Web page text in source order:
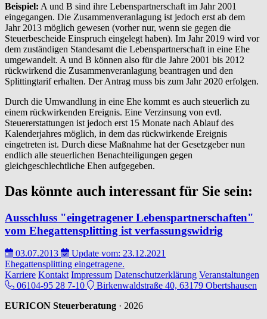
Beispiel: A und B sind ihre Lebenspartnerschaft im Jahr 2001
eingegangen. Die Zusammenveranlagung ist jedoch erst ab dem
Jahr 2013 möglich gewesen (vorher nur, wenn sie gegen die
Steuerbescheide Einspruch eingelegt haben). Im Jahr 2019 wird vor
dem zuständigen Standesamt die Lebenspartnerschaft in eine Ehe
umgewandelt. A und B können also für die Jahre 2001 bis 2012
rückwirkend die Zusammenveranlagung beantragen und den
Splittingtarif erhalten. Der Antrag muss bis zum Jahr 2020 erfolgen.
Durch die Umwandlung in eine Ehe kommt es auch steuerlich zu
einem rückwirkenden Ereignis. Eine Verzinsung von evtl.
Steuererstattungen ist jedoch erst 15 Monate nach Ablauf des
Kalenderjahres möglich, in dem das rückwirkende Ereignis
eingetreten ist. Durch diese Maßnahme hat der Gesetzgeber nun
endlich alle steuerlichen Benachteiligungen gegen
gleichgeschlechtliche Ehen aufgegeben.
Das könnte auch interessant für Sie sein:
Ausschluss "eingetragener Lebenspartnerschaften"
vom Ehegattensplitting ist verfassungswidrig
03.07.2013
Update vom: 23.12.2021
Ehegattensplitting eingetragene.
Karriere Kontakt Impressum Datenschutzerklärung Veranstaltungen
06104-95 28 7-10
Birkenwaldstraße 40, 63179 Obertshausen
EURICON Steuerberatung · 2026